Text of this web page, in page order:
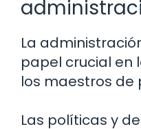
La
papel crucial en
los maestros de
Las políticas y